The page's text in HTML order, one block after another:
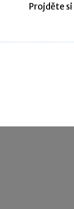
Projděte si